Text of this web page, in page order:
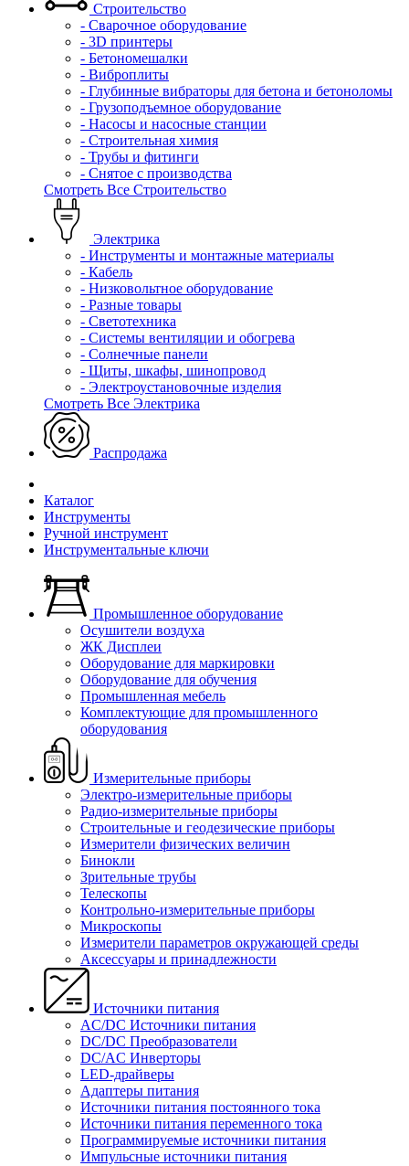
Строительство
- Сварочное оборудование
- 3D принтеры
- Бетономешалки
- Виброплиты
- Глубинные вибраторы для бетона и бетоноломы
- Грузоподъемное оборудование
- Насосы и насосные станции
- Строительная химия
- Трубы и фитинги
- Снятое с производства
Смотреть Все Строительство
Электрика
- Инструменты и монтажные материалы
- Кабель
- Низковольтное оборудование
- Разные товары
- Светотехника
- Системы вентиляции и обогрева
- Солнечные панели
- Щиты, шкафы, шинопровод
- Электроустановочные изделия
Смотреть Все Электрика
Распродажа
Каталог
Инструменты
Ручной инструмент
Инструментальные ключи
Промышленное оборудование
Осушители воздуха
ЖК Дисплеи
Оборудование для маркировки
Оборудование для обучения
Промышленная мебель
Комплектующие для промышленного
оборудования
Измерительные приборы
Электро-измерительные приборы
Радио-измерительные приборы
Строительные и геодезические приборы
Измерители физических величин
Бинокли
Зрительные трубы
Телескопы
Контрольно-измерительные приборы
Микроскопы
Измерители параметров окружающей среды
Аксессуары и принадлежности
Источники питания
AC/DC Источники питания
DC/DC Преобразователи
DC/AC Инверторы
LED-драйверы
Адаптеры питания
Источники питания постоянного тока
Источники питания переменного тока
Программируемые источники питания
Импульсные источники питания